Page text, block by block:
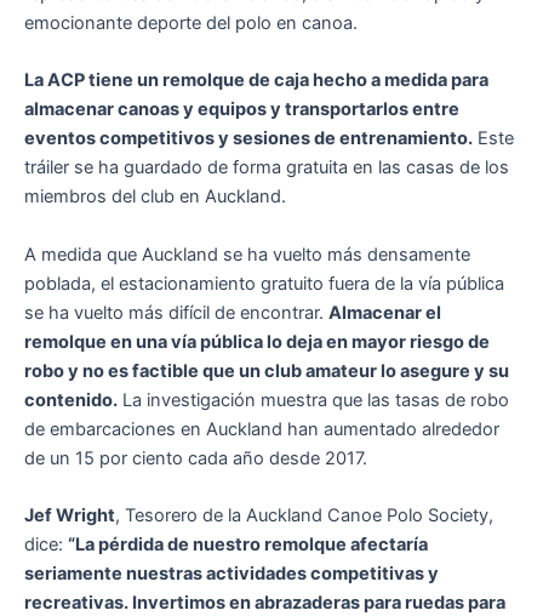
emocionante deporte del polo en canoa.
La ACP tiene un remolque de caja hecho a medida para
almacenar canoas y equipos y transportarlos entre
eventos competitivos y sesiones de entrenamiento. Este
tráiler se ha guardado de forma gratuita en las casas de los
miembros del club en Auckland.
A medida que Auckland se ha vuelto más densamente
poblada, el estacionamiento gratuito fuera de la vía pública
se ha vuelto más difícil de encontrar. Almacenar el
remolque en una vía pública lo deja en mayor riesgo de
robo y no es factible que un club amateur lo asegure y su
contenido. La investigación muestra que las tasas de robo
de embarcaciones en Auckland han aumentado alrededor
de un 15 por ciento cada año desde 2017.
Jef Wright, Tesorero de la Auckland Canoe Polo Society,
dice: “La pérdida de nuestro remolque afectaría
seriamente nuestras actividades competitivas y
recreativas. Invertimos en abrazaderas para ruedas para